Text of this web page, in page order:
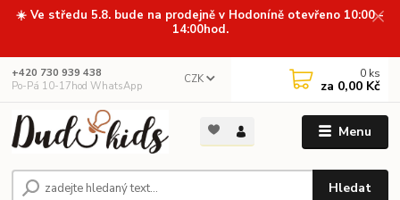
☀️ Ve středu 5.8. bude na prodejně v Hodoníně otevřeno 10:00 -
14:00hod.
Menu
CZK
Hledat
+420 730 939 438
Po-Pá 10-17hod WhatsApp
0 ks
za 0,00 Kč